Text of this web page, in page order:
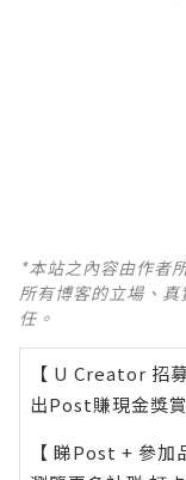
*本站之內容由作者
所有博客的立場、
任。
【 U Creator 招募
出Post賺現金獎
【 睇Post + 參加